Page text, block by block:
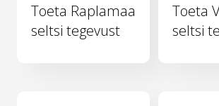
Toeta Raplamaa
seltsi tegevust
Toeta
seltsi